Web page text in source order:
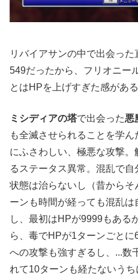
リバイアサンの中で出会っ
549だったから、フリオニー
とはHPを上げすぎた感がある
ミシディアの塔で出会った悪
も全滅させられることを学ん
にふさわしい、極悪な攻撃。
るステータス異常。混乱で
状態は治らないし（昔から
ーンも時間が経っても混乱
し、最初はHPが9999もある
ら、毒でHPが1ターンごと
への攻撃も強すぎるし、...数
れて10ターンも経たないう